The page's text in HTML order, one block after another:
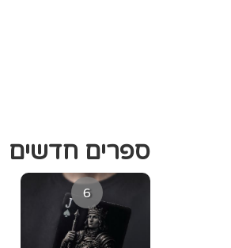
ספרים חדשים
6